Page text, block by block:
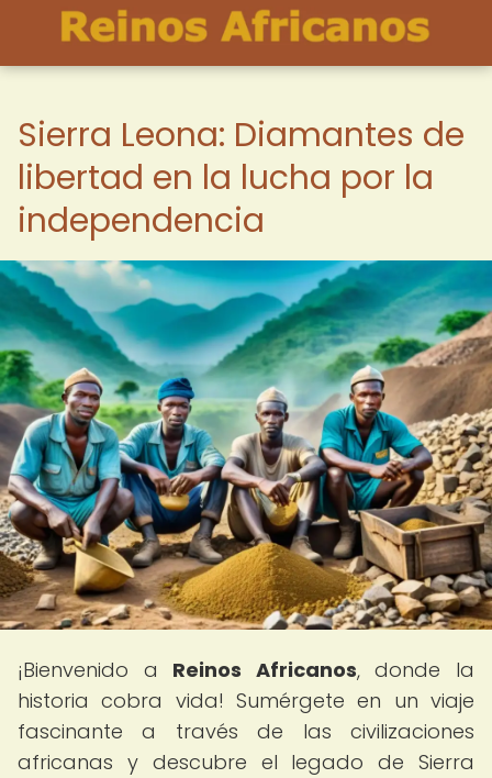
Sierra Leona: Diamantes de
libertad en la lucha por la
independencia
¡Bienvenido a Reinos Africanos, donde la
historia cobra vida! Sumérgete en un viaje
fascinante a través de las civilizaciones
africanas y descubre el legado de Sierra